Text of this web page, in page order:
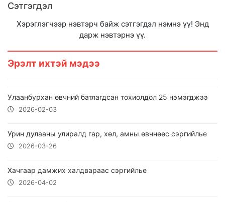
Сэтгэгдэл
Хэрэглэгчээр нэвтэрч байж сэтгэгдэл нэмнэ үү! Энд
дарж нэвтэрнэ үү.
Эрэлт ихтэй мэдээ
Улаанбурхан өвчний батлагдсан тохиолдол 25 нэмэгджээ
2026-02-03
Урин дулааны улиралд гар, хөл, амны өвчнөөс сэргийлье
2026-03-26
Хачгаар дамжих халдвараас сэргийлье
2026-04-02